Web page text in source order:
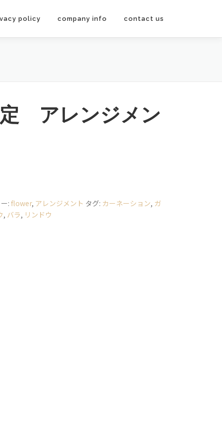
policy company info contact us
アレンジメン
ー:flower, アレンジメント タグ: カーネーション, ガ
, バラ, リンドウ